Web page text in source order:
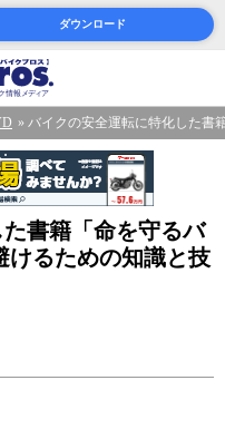
ダウンロード
バイクの安全運転に特化した書
書籍「命を守るバ
けるための知識と技